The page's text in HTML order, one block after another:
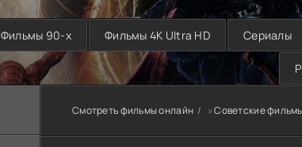
Фильмы 90-х Фильмы 4K Ultra HD Сериалы
Смотреть фильмы онлайн »Советские